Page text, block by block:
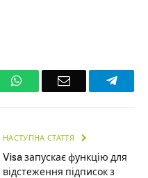
WhatsAppEmail
НАСТУПНА СТАТТЯ
Visa запускає функцію для
відстеження підписок з